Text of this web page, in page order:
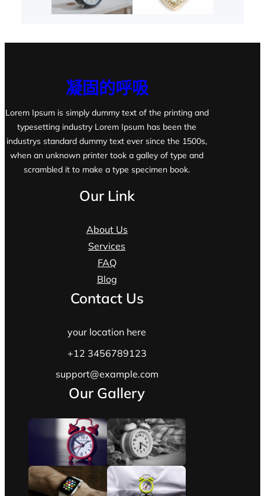
凝固的呼吸
Lorem Ipsum is simply dummy text of the printing and
typesetting industry Lorem Ipsum has been the
industrys standard dummy text ever since the 1500s,
when an unknown printer took a galley of type and
scrambled it to make a type specimen book.
Our Link
About Us
Services
FAQ
Blog
Contact Us
your location here
+12 3456789123
support@example.com
Our Gallery